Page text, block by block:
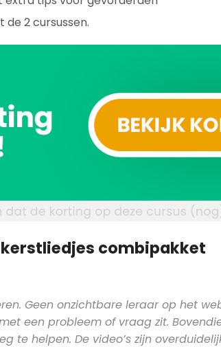
2 cursussen.
combipakket
Geen onzichtbare leraar op het
een probleem of vraag zit.
te helpen. De video’s zijn